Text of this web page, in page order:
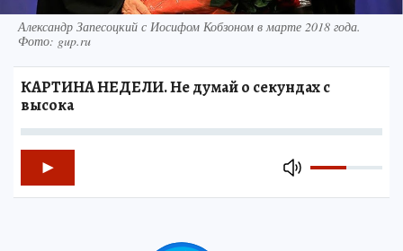
Александр Запесоцкий с Иосифом Кобзоном в марте 2018 года.
Фото: gup.ru
КАРТИНА НЕДЕЛИ. Не думай о секундах с
высока